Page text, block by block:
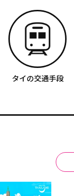
タイの交通手段